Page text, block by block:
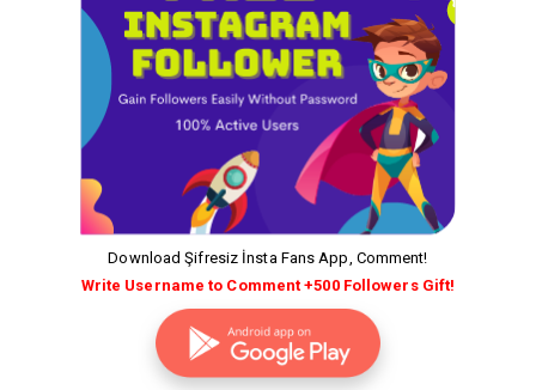
Download Şifresiz İnsta Fans App, Comment!
Write Username to Comment +500 Followers Gift!